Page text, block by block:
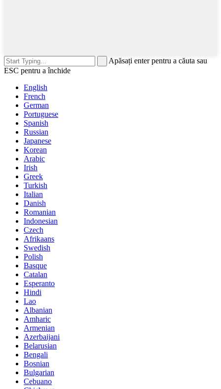
Apăsați enter pentru a căuta sau
ESC pentru a închide
English
French
German
Portuguese
Spanish
Russian
Japanese
Korean
Arabic
Irish
Greek
Turkish
Italian
Danish
Romanian
Indonesian
Czech
Afrikaans
Swedish
Polish
Basque
Catalan
Esperanto
Hindi
Lao
Albanian
Amharic
Armenian
Azerbaijani
Belarusian
Bengali
Bosnian
Bulgarian
Cebuano